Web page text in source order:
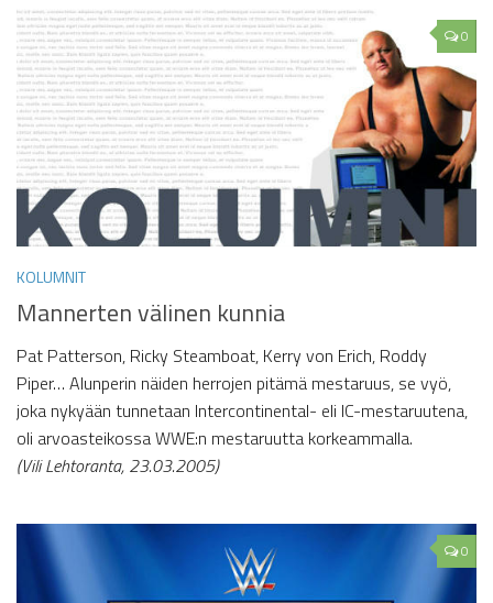
0
KOLUMNIT
Mannerten välinen kunnia
Pat Patterson, Ricky Steamboat, Kerry von Erich, Roddy
Piper… Alunperin näiden herrojen pitämä mestaruus, se vyö,
joka nykyään tunnetaan Intercontinental- eli IC-mestaruutena,
oli arvoasteikossa WWE:n mestaruutta korkeammalla.
(Vili Lehtoranta, 23.03.2005)
0